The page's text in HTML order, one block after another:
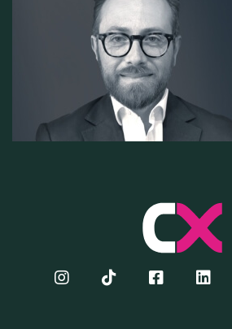
HOTEL
MEETING &
CX
GOOD